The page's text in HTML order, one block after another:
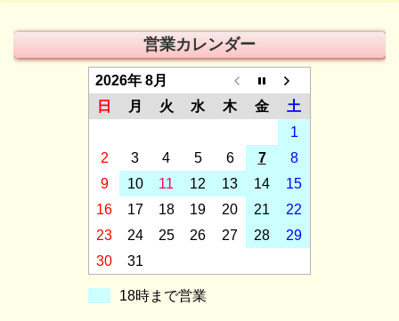
営業カレンダー
2026年 8月
日
月 火 水 木 金
土
1
2
3 4 5 6 7
8
9
10 11 12 13 14
15
16
17 18 19 20 21
22
23
24 25 26 27 28
29
30
31
18時まで営業